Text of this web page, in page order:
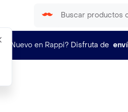
¿Nuevo en Rappi? Disfruta de